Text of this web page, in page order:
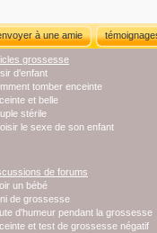
à une amie
grossesse
d'enfant
tomber enceinte
et belle
stérile
le sexe de son enfant
de forums
un bébé
de grossesse
d'humeur pendant la grossesse
et test de grossesse négatif